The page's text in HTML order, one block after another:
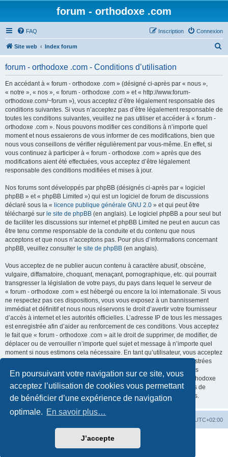
En poursuivant votre navigation sur ce site, vous
acceptez l’utilisation de cookies vous permettant
de bénéficier d’une expérience de navigation
optimale. En savoir plus…
J’accepte
forum - orthodoxe .com
FAQ Connexion
Inscription
Site web Index forum
forum - orthodoxe .com - Conditions d’utilisation
En accédant à « forum - orthodoxe .com » (désigné ci-après par « nous »,
« notre », « nos », « forum - orthodoxe .com » et « http://www.forum-
orthodoxe.com/~forum »), vous acceptez d’être légalement responsable des
conditions suivantes. Si vous n’acceptez pas d’être légalement responsable de
toutes les conditions suivantes, veuillez ne pas utiliser et accéder à « forum -
orthodoxe .com ». Nous pouvons modifier ces conditions à n’importe quel
moment et nous essaierons de vous informer de ces modifications, bien que
nous vous conseillons de vérifier régulièrement par vous-même. En effet, si
vous continuez à participer à « forum - orthodoxe .com » après que des
modifications aient été effectuées, vous acceptez d’être légalement
responsable des conditions modifiées et mises à jour.
Nos forums sont développés par phpBB (désignés ci-après par « logiciel
phpBB » et « phpBB Limited ») qui est un logiciel de forum de discussions
déclaré sous la « licence publique générale GNU 2.0 » et qui peut être
téléchargé sur le site de phpBB (en anglais). Le logiciel phpBB a pour seul but
de faciliter les discussions sur internet et phpBB Limited ne peut en aucun cas
être tenu comme responsable de la conduite et du contenu que nous
acceptons et que nous n’acceptons pas. Pour plus d’informations concernant
phpBB, veuillez consulter le site de phpBB (en anglais).
Vous acceptez de ne publier aucun contenu à caractère abusif, obscène,
vulgaire, diffamatoire, choquant, menaçant, pornographique, etc. qui pourrait
transgresser la législation de votre pays, du pays dans lequel le serveur de
« forum - orthodoxe .com » est hébergé ou encore la loi internationale. Si vous
ne respectez pas ces dispositions, vous vous exposez à un bannissement
immédiat et définitif et nous nous réservons le droit d’avertir votre fournisseur
d’accès à internet et les autorités officielles. L’adresse IP de tous les messages
est enregistrée afin d’aider au renforcement de ces conditions. Vous acceptez
le fait que « forum - orthodoxe .com » ait le droit de supprimer, de modifier, de
déplacer ou de verrouiller n’importe quel sujet et message à n’importe quel
moment si nous estimons cela nécessaire. En tant qu’utilisateur, vous acceptez
que toutes les informations que vous avez renseignées soient enregistrées
dans notre base de données. Bien que ces informations ne seront pas
diffusées à une tierce partie sans votre consentement, ni « forum - orthodoxe
.com », ni phpBB, ne pourront être tenus comme responsables en cas de
tentative de piratage informatique visant à compromettre vos données.
UTC+02:00
phpBB® Forum Software © phpBB Limited
©